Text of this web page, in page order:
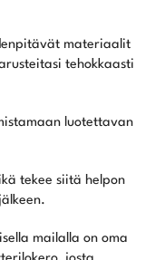
materiaalit
tehokkaasti
luotettavan
tekee siitä helpon
mailalla on oma